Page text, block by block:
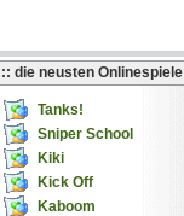
:: die neusten Onlinespiele
Tanks!
Sniper School
Kiki
Kick Off
Kaboom